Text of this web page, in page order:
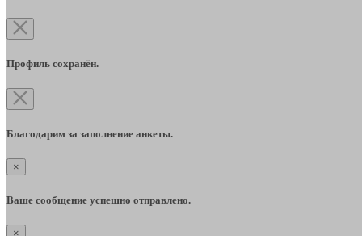
Профиль сохранён.
Благодарим за заполнение анкеты.
×
Ваше сообщение успешно отправлено.
×